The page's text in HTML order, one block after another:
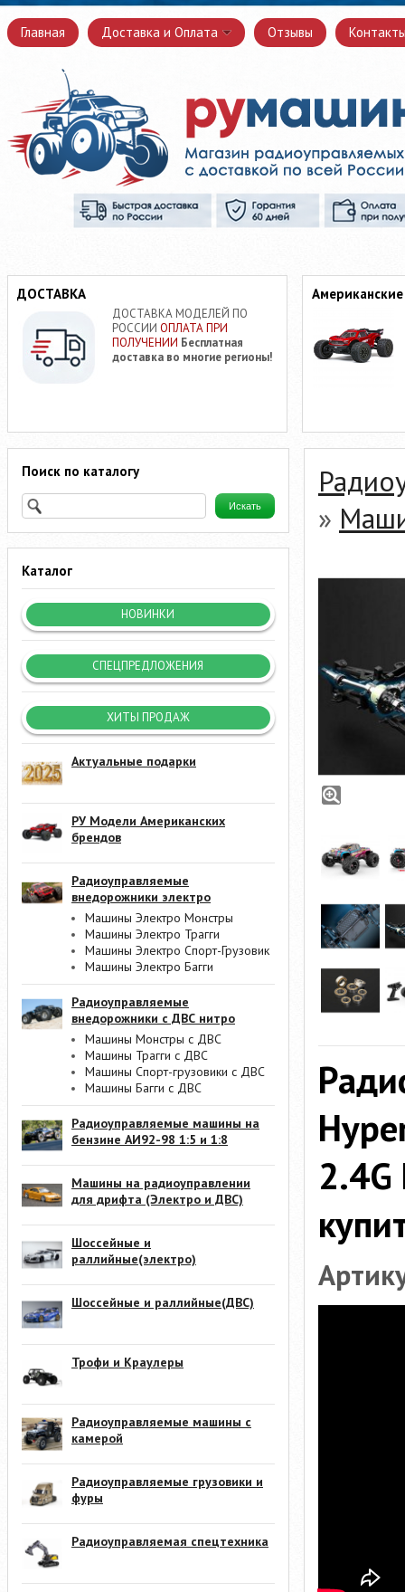
Главная Доставка и Оплата Отзывы
ДОСТАВКА
ДОСТАВКА МОДЕЛЕЙ ПО
РОССИИ ОПЛАТА ПРИ
ПОЛУЧЕНИИ Бесплатная
доставка во многие регионы!
Поиск по каталогу
Каталог
НОВИНКИ
СПЕЦПРЕДЛОЖЕНИЯ
ХИТЫ ПРОДАЖ
Актуальные подарки
РУ Модели Американских
брендов
Радиоуправляемые
внедорожники электро
Машины Электро Монстры
Машины Электро Трагги
Машины Электро Спорт-Грузовик
Машины Электро Багги
Радиоуправляемые
внедорожники с ДВС нитро
Машины Монстры с ДВС
Машины Трагги с ДВС
Машины Спорт-грузовики с ДВС
Машины Багги с ДВС
Радиоуправляемые машины на
бензине АИ92-98 1:5 и 1:8
Машины на радиоуправлении
для дрифта (Электро и ДВС)
Шоссейные и
раллийные(электро)
Шоссейные и раллийные(ДВС)
Трофи и Краулеры
Радиоуправляемые машины с
камерой
Радиоуправляемые грузовики и
фуры
Радиоуправляемая спецтехника
»